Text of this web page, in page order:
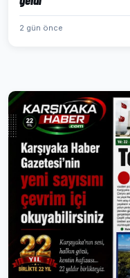
2 gün önce